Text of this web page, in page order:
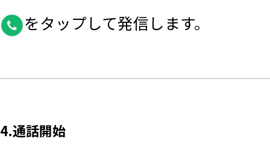
をタップして発信します。
4.通話開始